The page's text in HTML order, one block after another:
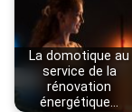
La domotique au
service de la
rénovation
énergétique…